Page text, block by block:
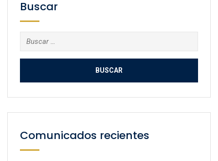
Buscar
Buscar:
Comunicados recientes